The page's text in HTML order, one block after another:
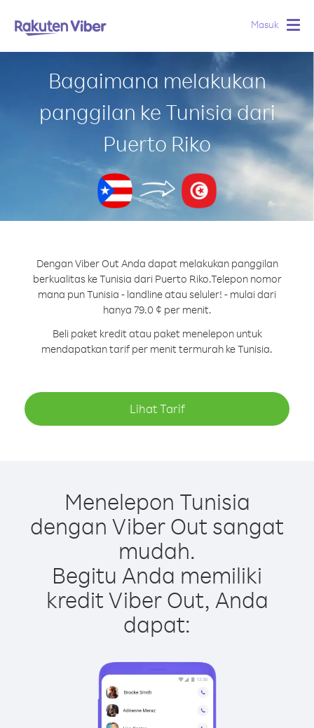
Masuk
Bagaimana melakukan
panggilan ke Tunisia dari
Puerto Riko
Dengan Viber Out Anda dapat melakukan panggilan
berkualitas ke Tunisia dari Puerto Riko.Telepon nomor
mana pun Tunisia - landline atau seluler! - mulai dari
hanya 79.0 ¢ per menit.
Beli paket kredit atau paket menelepon untuk
mendapatkan tarif per menit termurah ke Tunisia.
Lihat Tarif
Menelepon Tunisia
dengan Viber Out sangat
mudah.
Begitu Anda memiliki
kredit Viber Out, Anda
dapat: